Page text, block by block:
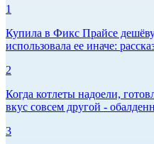
1
Купила в Фикс Прайсе
использовала ее иначе:
2
Когда котлеты надоели,
вкус совсем другой -
3